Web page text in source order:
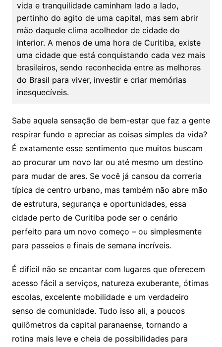
vida e tranquilidade caminham lado a lado,
pertinho do agito de uma capital, mas sem abrir
mão daquele clima acolhedor de cidade do
interior. A menos de uma hora de Curitiba, existe
uma cidade que está conquistando cada vez mais
brasileiros, sendo reconhecida entre as melhores
do Brasil para viver, investir e criar memórias
inesquecíveis.
Sabe aquela sensação de bem-estar que faz a gente
respirar fundo e apreciar as coisas simples da vida?
É exatamente esse sentimento que muitos buscam
ao procurar um novo lar ou até mesmo um destino
para mudar de ares. Se você já cansou da correria
típica de centro urbano, mas também não abre mão
de estrutura, segurança e oportunidades, essa
cidade perto de Curitiba pode ser o cenário
perfeito para um novo começo – ou simplesmente
para passeios e finais de semana incríveis.
É difícil não se encantar com lugares que oferecem
acesso fácil a serviços, natureza exuberante, ótimas
escolas, excelente mobilidade e um verdadeiro
senso de comunidade. Tudo isso ali, a poucos
quilômetros da capital paranaense, tornando a
rotina mais leve e cheia de possibilidades para